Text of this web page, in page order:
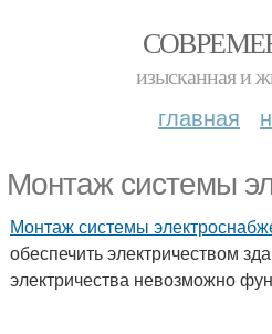
изысканная и
главная
Монтаж системы
Монтаж системы
обеспечить электричеством
электричества невозможно